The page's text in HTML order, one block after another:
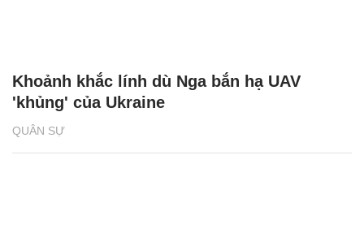
QUÂN SỰ
Khoảnh khắc lính dù Nga bắn hạ UAV
'khủng' của Ukraine